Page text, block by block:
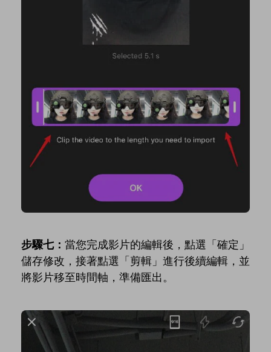
步驟七： 當您完成影片的編輯後，點選「確定」
儲存修改，接著點選「剪輯」進行後續編輯，並
將影片移至時間軸，準備匯出。